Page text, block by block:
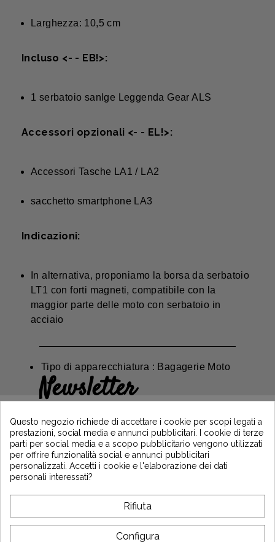
Larghezza: 10,5 cm
Incluso <- - EB!>:
1 serbatoio sanlge Leggenda Gear ALS
Accessori opzionali <- - EL!>:
Accessori Tasche LA1 / LA2
sacchetto smartphone LA3
Indicazioni:
In alternativa, proponiamo la borsa da serbatoio
LT1 con forti magneti, compatibile con la
maggior parte delle moto con serbatoio in
acciaio
Tipo di apparecchiatura : Bagagerie Moto
Newsletter
iscrivendoti e resta informato sulle ultime
notizie di Vintage Motors
*Dès 99€ d'achat. En vous abonnant à notre newsletter, vous reconnaissez avoir pris
l'acceptez.
A PROPOSITO DI VINTAGE
Questo negozio richiede di accettare i cookie per scopi legati a
prestazioni, social media e annunci pubblicitari. I cookie di terze
parti per social media e a scopo pubblicitario vengono utilizzati
per offrire funzionalità social e annunci pubblicitari
personalizzati. Accetti i cookie e l'elaborazione dei dati
personali interessati?
Rifiuta
Configura